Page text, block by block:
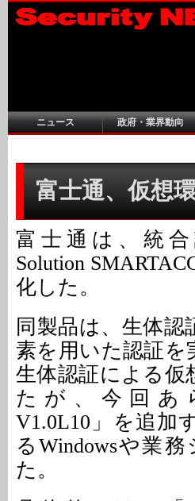
ニュース 政府・業界動向
富士通、仮想
富士通は、統合
Solution
化した。
同製品は、生体
素を用いた認証
生体認証による仮
たが、今回あら
V1.0L10」を追加
るWindowsや業
た。